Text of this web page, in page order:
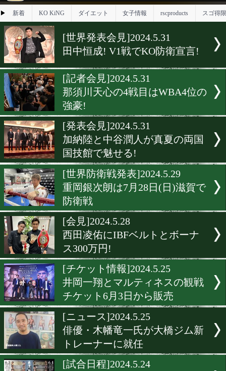
試合日程 試合結果 練習動画 ランキング
2024年5月のニュース
▶ 新着 KO KiNG ダイエット 女子情報
[世界発表会見]2024.5.31
田中恒成! V1戦でKO防衛
[記者会見]2024.5.31
那須川天心の4戦目は
強豪!
[発表会見]2024.5.31
加納陸と中谷潤人が真夏の
国技館で魅せる!
[世界防衛戦発表]2024.5.29
重岡銀次朗は7月28日(日)
防衛戦
[会見]2024.5.28
西田凌佑にIBFベルトとボ
ス300万円!
[チケット情報]2024.5.25